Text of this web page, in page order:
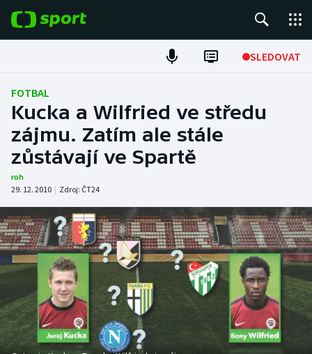
SLEDOVAT
Fotbal
Hokej
Tenis
Atletika
Cyklistika
DALŠÍ SPORTY
Americký fotbal
Baseball a softbal
NEPŘEHLÉDNĚTE
Soutěže
FOTBAL
Kucka a Wilfried ve středu
zájmu. Zatím ale stále
zůstávají ve Spartě
roh
29. 12. 2010 | Zdroj: ČT24